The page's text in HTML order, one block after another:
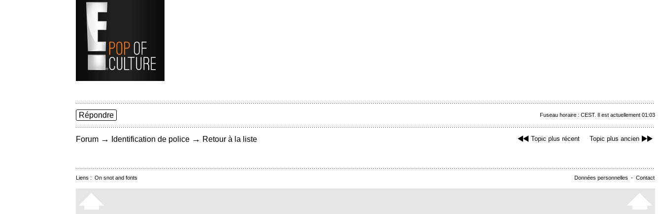
Fuseau horaire : CEST. Il est actuellement 01:03
Répondre
Topic plus récent Topic plus ancien
Forum → Identification de police → Retour à la liste
Données personnelles - Contact
Liens : On snot and fonts